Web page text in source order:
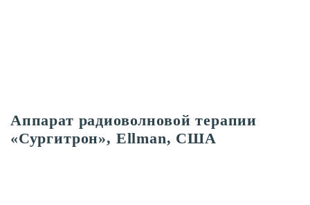
Аппарат радиоволновой терапии
«Сургитрон», Ellman, США